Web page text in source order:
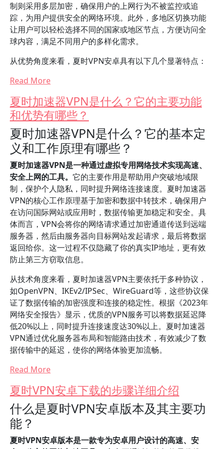
制则采用多层加密，确保用户的上网行为不被监控或追
踪，为用户提供安全的网络环境。此外，多地区切换功能
让用户可以轻松选择不同的国家或地区节点，方便访问全
球内容，满足不同用户的多样化需求。
从优势角度来看，夏时VPN安卓具有以下几个显著特点：
Read More
夏时加速器VPN是什么？它的主要功能
和优势有哪些？
夏时加速器VPN是什么？它的基本定
义和工作原理有哪些？
夏时加速器VPN是一种通过虚拟专用网络技术实现高速、
安全上网的工具。 它的主要作用是帮助用户突破地域限
制，保护个人隐私，同时提升网络连接速度。夏时加速器
VPN的核心工作原理基于加密和数据中转技术，确保用户
在访问国际网站或应用时，数据传输更加稳定和安全。具
体而言，VPN会将你的网络请求通过加密通道传送到远端
服务器，然后由服务器向目标网站发起请求，最后将数据
返回给你。这一过程不仅隐藏了你的真实IP地址，更有效
防止第三方窃取信息。
从技术角度来看，夏时加速器VPN主要依托于多种协议，
如OpenVPN、IKEv2/IPSec、WireGuard等，这些协议保
证了数据传输的加密强度和连接的稳定性。根据《2023年
网络安全报告》显示，优质的VPN服务可以将数据延迟降
低20%以上，同时提升连接速度达30%以上。夏时加速器
VPN通过优化服务器布局和智能路由技术，有效减少了数
据传输中的延迟，使你的网络体验更加流畅。
Read More
夏时VPN安卓下载的步骤详细介绍
什么是夏时VPN安卓版本及其主要功
能？
夏时VPN安卓版本是一款专为安卓用户设计的高速、安